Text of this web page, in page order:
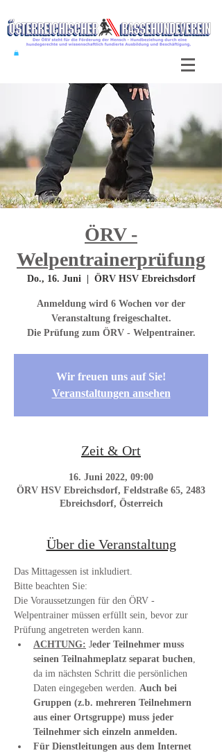
ÖRV -
Welpentrainerprüfung
Do., 16. Juni
  |
ÖRV HSV Ebreichsdorf
Anmeldung wird 6 Wochen vor der
Veranstaltung freigeschaltet.
Die Prüfung zum ÖRV - Welpentrainer.
Wir freuen uns auf Sie!
Veranstaltungen ansehen
Zeit & Ort
16. Juni 2022, 09:00
ÖRV HSV Ebreichsdorf, Feldstraße 65, 2483
Ebreichsdorf, Österreich
Über die Veranstaltung
Das Mittagessen ist inkludiert.
Bitte beachten Sie:
Die Voraussetzungen für den ÖRV -
Welpentrainer müssen erfüllt sein, bevor zur
Prüfung angetreten werden kann.
ACHTUNG: Jeder Teilnehmer muss
seinen Teilnahmeplatz separat buchen,
da im nächsten Schritt die persönlichen
Daten eingegeben werden. Auch bei
Gruppen (z.b. mehreren Teilnehmern
aus einer Ortsgruppe) muss jeder
Teilnehmer sich einzeln anmelden.
Für Dienstleitungen aus dem Internet